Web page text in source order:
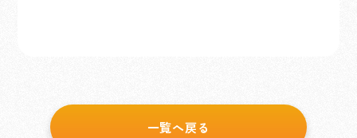
一覧へ戻る